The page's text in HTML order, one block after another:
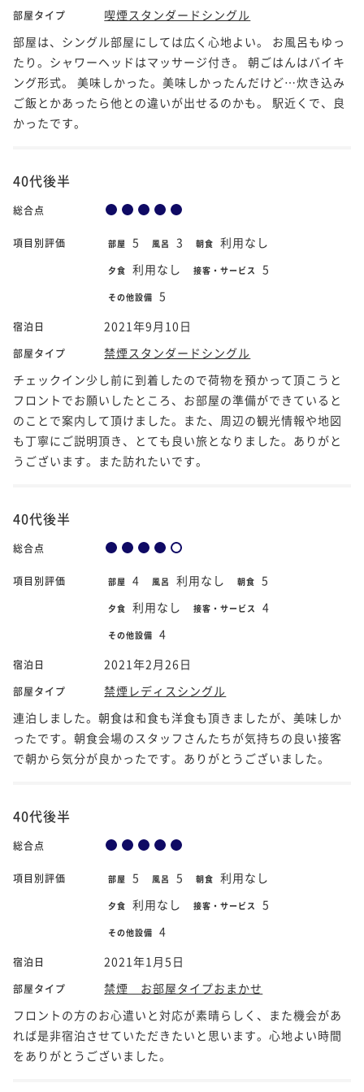
部屋タイプ
喫煙スタンダードシングル
部屋は、シングル部屋にしては広く心地よい。 お風呂もゆっ
たり。シャワーヘッドはマッサージ付き。 朝ごはんはバイキ
ング形式。 美味しかった。美味しかったんだけど…炊き込み
ご飯とかあったら他との違いが出せるのかも。 駅近くで、良
かったです。
40代後半
総合点
項目別評価 部屋 5 風呂 3 朝食 利用なし
夕食 利用なし 接客・サービス 5
その他設備 5
宿泊日 2021年9月10日
部屋タイプ
禁煙スタンダードシングル
チェックイン少し前に到着したので荷物を預かって頂こうと
フロントでお願いしたところ、お部屋の準備ができていると
のことで案内して頂けました。また、周辺の観光情報や地図
も丁寧にご説明頂き、とても良い旅となりました。ありがと
うございます。また訪れたいです。
40代後半
総合点
項目別評価 部屋 4 風呂 利用なし 朝食 5
夕食 利用なし 接客・サービス 4
その他設備 4
宿泊日 2021年2月26日
部屋タイプ
禁煙レディスシングル
連泊しました。朝食は和食も洋食も頂きましたが、美味しか
ったです。朝食会場のスタッフさんたちが気持ちの良い接客
で朝から気分が良かったです。ありがとうございました。
40代後半
総合点
項目別評価 部屋 5 風呂 5 朝食 利用なし
夕食 利用なし 接客・サービス 5
その他設備 4
宿泊日 2021年1月5日
部屋タイプ
禁煙 お部屋タイプおまかせ
フロントの方のお心遣いと対応が素晴らしく、また機会があ
れば是非宿泊させていただきたいと思います。心地よい時間
をありがとうございました。